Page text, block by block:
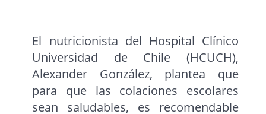
El nutricionista del Hospital Clínico
Universidad de Chile (HCUCH),
Alexander González, plantea que
para que las colaciones escolares
sean saludables, es recomendable